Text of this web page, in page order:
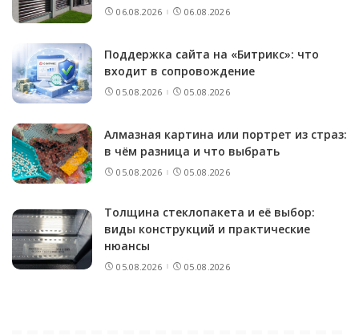
06.08.2026 06.08.2026
Поддержка сайта на «Битрикс»: что
входит в сопровождение
05.08.2026 05.08.2026
Алмазная картина или портрет из страз:
в чём разница и что выбрать
05.08.2026 05.08.2026
Толщина стеклопакета и её выбор:
виды конструкций и практические
нюансы
05.08.2026 05.08.2026